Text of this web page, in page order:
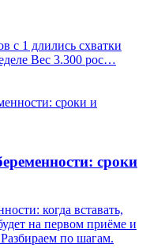
с 1 длились схватки
Вес 3.300 рос…
сроки
когда вставать,
на первом приёме и
по шагам.